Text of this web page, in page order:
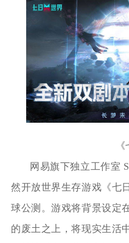
网易旗下独立工作室
然开放世界生存游戏《七
球公测。游戏将背景设定
的废土之上，将现实生活